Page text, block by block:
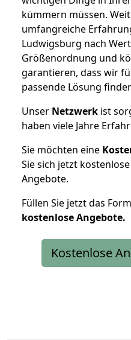
kümmern müssen.
umfangreiche
Ludwigsburg nach
Größenordnung und
garantieren, dass wir
passende Lösung
Unser Netzwerk ist
haben viele Jahre
Sie möchten eine
Sie sich jetzt
Angebote.
Füllen Sie jetzt das
kostenloseAngebote.
Kostenlose